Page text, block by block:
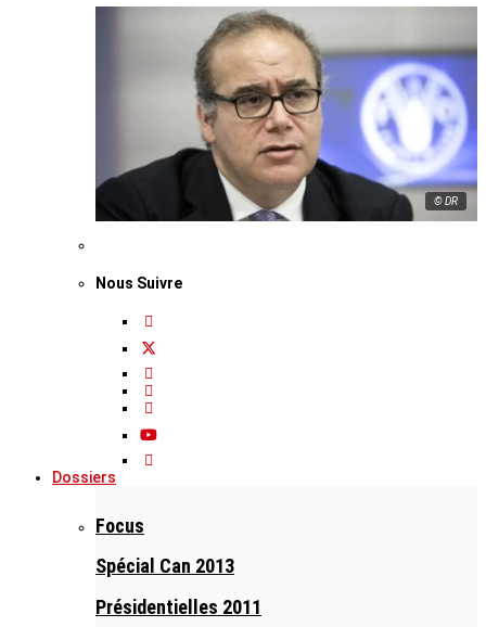
© DR
Nous Suivre
Dossiers
Focus
Spécial Can 2013
Présidentielles 2011